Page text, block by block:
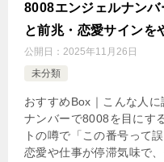
8008エンジェルナン
と前兆・恋愛サインを
公開日： 2025年11月26日
未分類
おすすめBox｜こんな人
ナンバーで8008を目にす
トの噂で「この番号って
恋愛や仕事が停滞気味で